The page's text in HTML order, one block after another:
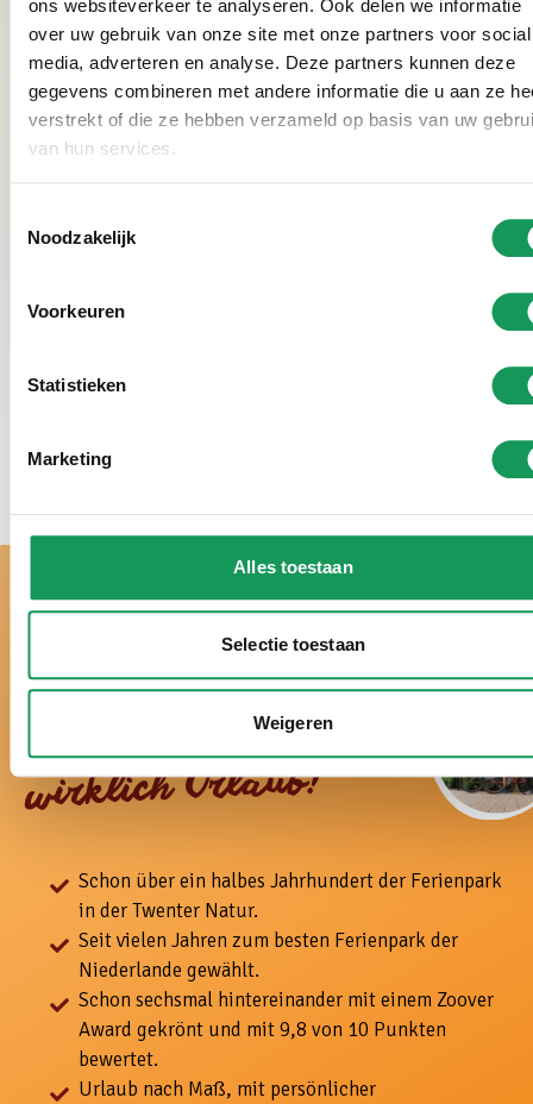
ons websiteverkeer te analyseren. Ook delen we informatie
over uw gebruik van onze site met onze partners voor social
media, adverteren en analyse. Deze partners kunnen deze
gegevens combineren met andere informatie die u aan ze
verstrekt of die ze hebben verzameld op basis van uw
van hun services.
Noodzakelijk
Voorkeuren
Statistieken
Marketing
Alles toestaan
Selectie toestaan
Weigeren
Google die Top-Bewertung 4,7. Interessiert? Dann
informieren Sie sich hier über unsereVerfügbarkeiten
und Preise.
Warum Villapark Eureka wählen?
Seit Jahren in den Top 5 der besten Ferienparks in
Mitten in der Natur von Twente
über eine Fläche von 600-800m2 pro Waldhaus.
Bei uns ist es
wirklich Urlaub!
Schon über ein halbes Jahrhundert der Ferienpark
in der Twenter Natur.
Seit vielen Jahren zum besten Ferienpark der
Niederlande gewählt.
Schon sechsmal hintereinander mit einem Zoover
Award gekrönt und mit 9,8 von 10 Punkten
bewertet.
Urlaub nach Maß, mit persönlicher